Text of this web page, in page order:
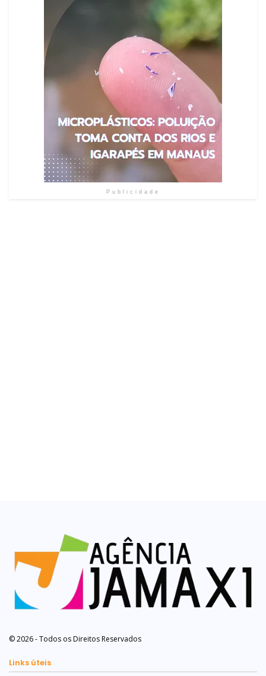
Publicidade
© 2026 - Todos os Direitos Reservados
Links úteis